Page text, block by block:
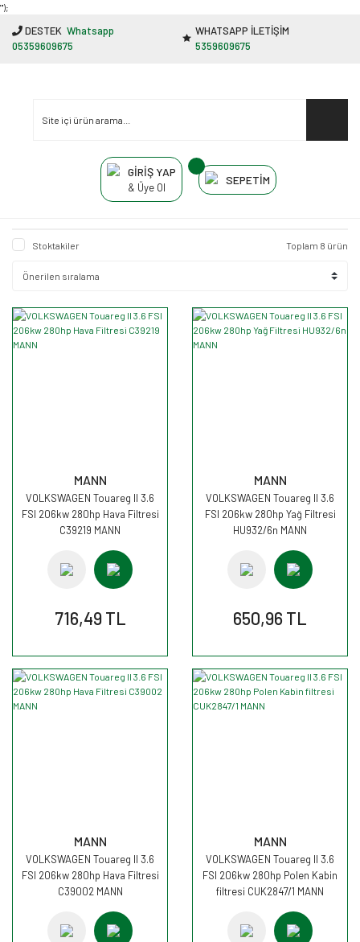
"');
DESTEK Whatsapp
05359609675
WHATSAPP İLETİŞİM
5359609675
GİRİŞ YAP
& Üye Ol
SEPETİM
Stoktakiler Toplam 8 ürün
MANN
VOLKSWAGEN Touareg II 3.6
FSI 206kw 280hp Hava Filtresi
C39219 MANN
716,49 TL
MANN
VOLKSWAGEN Touareg II 3.6
FSI 206kw 280hp Yağ Filtresi
HU932/6n MANN
650,96 TL
MANN
VOLKSWAGEN Touareg II 3.6
FSI 206kw 280hp Hava Filtresi
C39002 MANN
MANN
VOLKSWAGEN Touareg II 3.6
FSI 206kw 280hp Polen Kabin
filtresi CUK2847/1 MANN